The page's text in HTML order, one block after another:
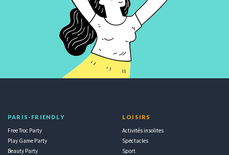
PARIS-FRIENDLY
Free Troc Party
Play Game Party
Beauty Party
LOISIRS
Activités insolites
Spectacles
Sport